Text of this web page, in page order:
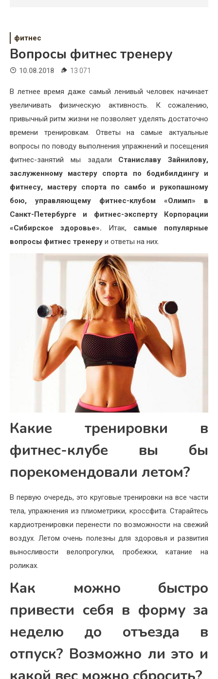
Свадьба
Дом
Жизнь
Хобби
Недвижимость
фитнес
Вопросы фитнес тренеру
10.08.2018 13 071
В летнее время даже самый ленивый человек начинает
увеличивать физическую активность. К сожалению,
привычный ритм жизни не позволяет уделять достаточно
времени тренировкам. Ответы на самые актуальные
вопросы по поводу выполнения упражнений и посещения
фитнес-занятий мы задали Станиславу Зайнилову,
заслуженному мастеру спорта по бодибилдингу и
фитнесу, мастеру спорта по самбо и рукопашному
бою, управляющему фитнес-клубом «Олимп» в
Санкт-Петербурге и фитнес-эксперту Корпорации
«Сибирское здоровье». Итак, самые популярные
вопросы фитнес тренеру и ответы на них.
Какие тренировки в
фитнес-клубе вы бы
порекомендовали летом?
В первую очередь, это круговые тренировки на все части
тела, упражнения из плиометрики, кроссфита. Старайтесь
кардиотренировки перенести по возможности на свежий
воздух. Летом очень полезны для здоровья и развития
выносливости велопрогулки, пробежки, катание на
роликах.
Как можно быстро
привести себя в форму за
неделю до отъезда в
отпуск? Возможно ли это и